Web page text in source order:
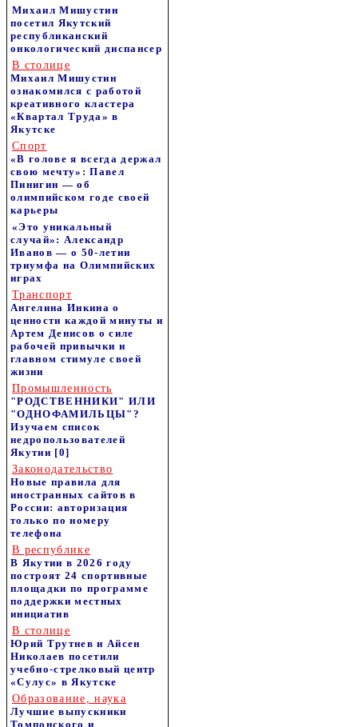
Михаил Мишустин
посетил Якутский
республиканский
онкологический диспансер
В столице
Михаил Мишустин
ознакомился с работой
креативного кластера
«Квартал Труда» в
Якутске
Спорт
«В голове я всегда держал
свою мечту»: Павел
Пинигин — об
олимпийском годе своей
карьеры
«Это уникальный
случай»: Александр
Иванов — о 50-летии
триумфа на Олимпийских
играх
Транспорт
Ангелина Инкина о
ценности каждой минуты и
Артем Денисов о силе
рабочей привычки и
главном стимуле своей
жизни
Промышленность
"РОДСТВЕННИКИ" ИЛИ
"ОДНОФАМИЛЬЦЫ"?
Изучаем список
недропользователей
Якутии [0]
Законодательство
Новые правила для
иностранных сайтов в
России: авторизация
только по номеру
телефона
В республике
В Якутии в 2026 году
построят 24 спортивные
площадки по программе
поддержки местных
инициатив
В столице
Юрий Трутнев и Айсен
Николаев посетили
учебно-стрелковый центр
«Сулус» в Якутске
Образование, наука
Лучшие выпускники
Томпонского и